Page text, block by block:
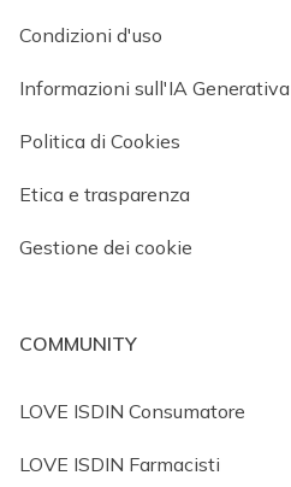
Condizioni d'uso
Informazioni sull'IA Generativa
Politica di Cookies
Etica e trasparenza
Gestione dei cookie
COMMUNITY
LOVE ISDIN Consumatore
LOVE ISDIN Farmacisti